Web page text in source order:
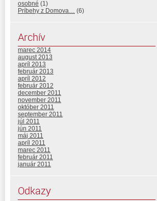
osobné (1)
Príbehy z Domova… (6)
Archív
marec 2014
august 2013
apríl 2013
február 2013
apríl 2012
február 2012
december 2011
november 2011
október 2011
september 2011
júl 2011
jún 2011
máj 2011
apríl 2011
marec 2011
február 2011
január 2011
Odkazy